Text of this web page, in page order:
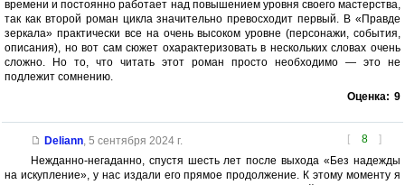
времени и постоянно работает над повышением уровня своего мастерства,
так как второй роман цикла значительно превосходит первый. В «Правде
зеркала» практически все на очень высоком уровне (персонажи, события,
описания), но вот сам сюжет охарактеризовать в нескольких словах очень
сложно. Но то, что читать этот роман просто необходимо — это не
подлежит сомнению.
Оценка: 9
[ 8 ]
Deliann, 5 сентября 2024 г.
Нежданно-негаданно, спустя шесть лет после выхода «Без надежды
на искупление», у нас издали его прямое продолжение. К этому моменту я